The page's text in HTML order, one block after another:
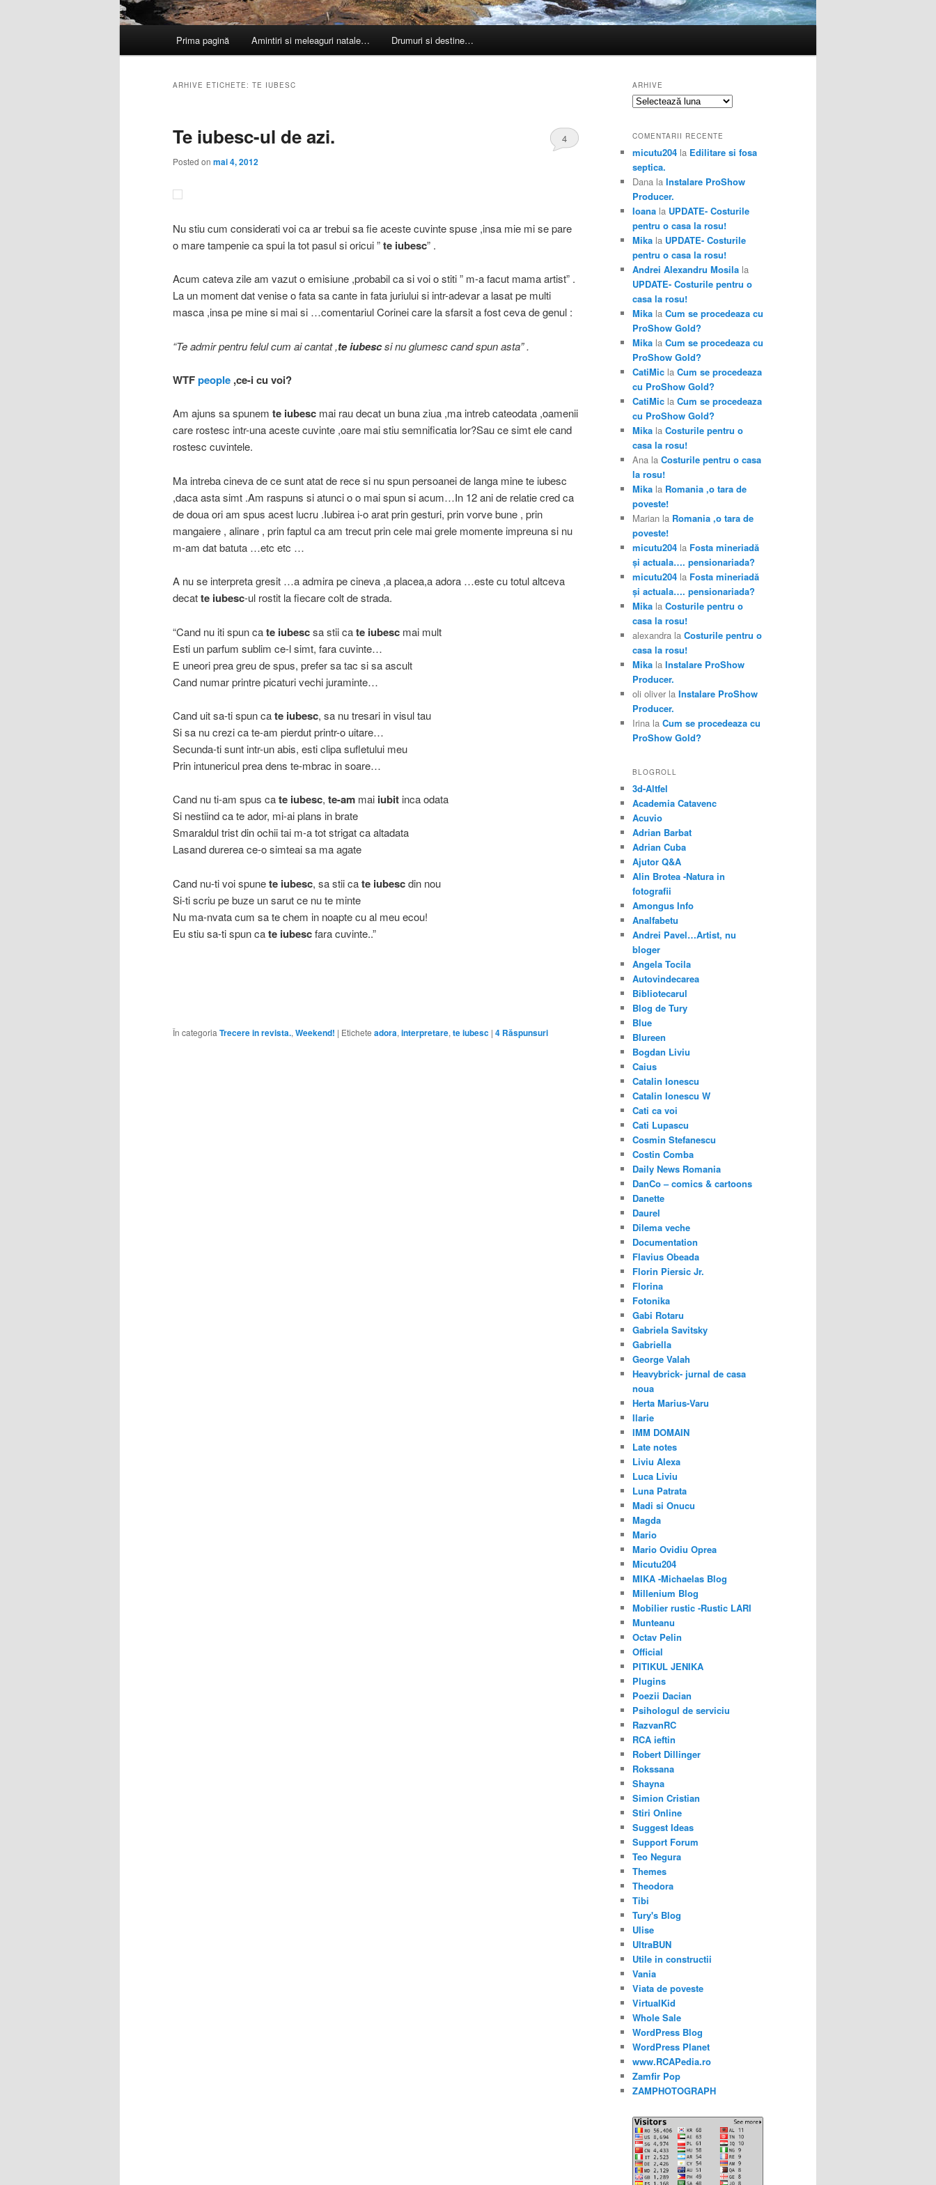
Prima pagină Amintiri si meleaguri natale… Drumuri si destine…
ARHIVE ETICHETE: TE IUBESC
Te iubesc-ul de azi.
Posted on mai 4, 2012
4
Nu stiu cum considerati voi ca ar trebui sa fie aceste cuvinte spuse ,insa mie mi se pare
o mare tampenie ca spui la tot pasul si oricui ”te iubesc” .
Acum cateva zile am vazut o emisiune ,probabil ca si voi o stiti ” m-a facut mama artist” .
La un moment dat venise o fata sa cante in fata juriului si intr-adevar a lasat pe multi
masca ,insa pe mine si mai si …comentariul Corinei care la sfarsit a fost ceva de genul :
“Te admir pentru felul cum ai cantat ,te iubescsi nu glumesc cand spun asta” .
WTFpeople ,ce-i cu voi?
Am ajuns sa spunem te iubesc mai rau decat un buna ziua ,ma intreb cateodata ,oamenii
care rostesc intr-una aceste cuvinte ,oare mai stiu semnificatia lor?Sau ce simt ele cand
rostesc cuvintele.
Ma intreba cineva de ce sunt atat de rece si nu spun persoanei de langa mine te iubesc
,daca asta simt .Am raspuns si atunci o o mai spun si acum…In 12 ani de relatie cred ca
de doua ori am spus acest lucru .Iubirea i-o arat prin gesturi, prin vorve bune , prin
mangaiere , alinare , prin faptul ca am trecut prin cele mai grele momente impreuna si nu
m-am dat batuta …etc etc …
A nu se interpreta gresit …a admira pe cineva ,a placea,a adora …este cu totul altceva
decatte iubesc-ul rostit la fiecare colt de strada.
“Cand nu iti spun cate iubescsa stii cate iubesc mai mult
Esti un parfum sublim ce-l simt, fara cuvinte…
E uneori prea greu de spus, prefer sa tac si sa ascult
Cand numar printre picaturi vechi juraminte…
Cand uit sa-ti spun cate iubesc, sa nu tresari in visul tau
Si sa nu crezi ca te-am pierdut printr-o uitare…
Secunda-ti sunt intr-un abis, esti clipa sufletului meu
Prin intunericul prea dens te-mbrac in soare…
Cand nu ti-am spus cate iubesc, te-am mai iubit inca odata
Si nestiind ca te ador, mi-ai plans in brate
Smaraldul trist din ochii tai m-a tot strigat ca altadata
Lasand durerea ce-o simteai sa ma agate
Cand nu-ti voi spunete iubesc, sa stii cate iubescdin nou
Si-ti scriu pe buze un sarut ce nu te minte
Nu ma-nvata cum sa te chem in noapte cu al meu ecou!
Eu stiu sa-ti spun cate iubescfara cuvinte..”
În categoria Trecere in revista., Weekend! | Etichete adora, interpretare, te iubesc | 4 Răspunsuri
ARHIVE
Arhive
COMENTARII RECENTE
micutu204 la Edilitare si fosa
septica.
Dana la Instalare ProShow
Producer.
Ioana la UPDATE- Costurile
pentru o casa la rosu!
Mika la UPDATE- Costurile
pentru o casa la rosu!
Andrei Alexandru Mosila la
UPDATE- Costurile pentru o
casa la rosu!
Mika la Cum se procedeaza cu
ProShow Gold?
Mika la Cum se procedeaza cu
ProShow Gold?
CatiMic la Cum se procedeaza
cu ProShow Gold?
CatiMic la Cum se procedeaza
cu ProShow Gold?
Mika la Costurile pentru o
casa la rosu!
Ana la Costurile pentru o casa
la rosu!
Mika la Romania ,o tara de
poveste!
Marian la Romania ,o tara de
poveste!
micutu204 la Fosta mineriadă
şi actuala…. pensionariada?
micutu204 la Fosta mineriadă
şi actuala…. pensionariada?
Mika la Costurile pentru o
casa la rosu!
alexandra la Costurile pentru o
casa la rosu!
Mika la Instalare ProShow
Producer.
oli oliver la Instalare ProShow
Producer.
Irina la Cum se procedeaza cu
ProShow Gold?
BLOGROLL
3d-Altfel
Academia Catavenc
Acuvio
Adrian Barbat
Adrian Cuba
Ajutor Q&A
Alin Brotea -Natura in
fotografii
Amongus Info
Analfabetu
Andrei Pavel…Artist, nu
bloger
Angela Tocila
Autovindecarea
Bibliotecarul
Blog de Tury
Blue
Blureen
Bogdan Liviu
Caius
Catalin Ionescu
Catalin Ionescu W
Cati ca voi
Cati Lupascu
Cosmin Stefanescu
Costin Comba
Daily News Romania
DanCo – comics & cartoons
Danette
Daurel
Dilema veche
Documentation
Flavius Obeada
Florin Piersic Jr.
Florina
Fotonika
Gabi Rotaru
Gabriela Savitsky
Gabriella
George Valah
Heavybrick- jurnal de casa
noua
Herta Marius-Varu
Ilarie
IMM DOMAIN
Late notes
Liviu Alexa
Luca Liviu
Luna Patrata
Madi si Onucu
Magda
Mario
Mario Ovidiu Oprea
Micutu204
MIKA -Michaelas Blog
Millenium Blog
Mobilier rustic -Rustic LARI
Munteanu
Octav Pelin
Official
PITIKUL JENIKA
Plugins
Poezii Dacian
Psihologul de serviciu
RazvanRC
RCA ieftin
Robert Dillinger
Rokssana
Shayna
Simion Cristian
Stiri Online
Suggest Ideas
Support Forum
Teo Negura
Themes
Theodora
Tibi
Tury's Blog
Ulise
UltraBUN
Utile in constructii
Vania
Viata de poveste
VirtualKid
Whole Sale
WordPress Blog
WordPress Planet
www.RCAPedia.ro
Zamfir Pop
ZAMPHOTOGRAPH